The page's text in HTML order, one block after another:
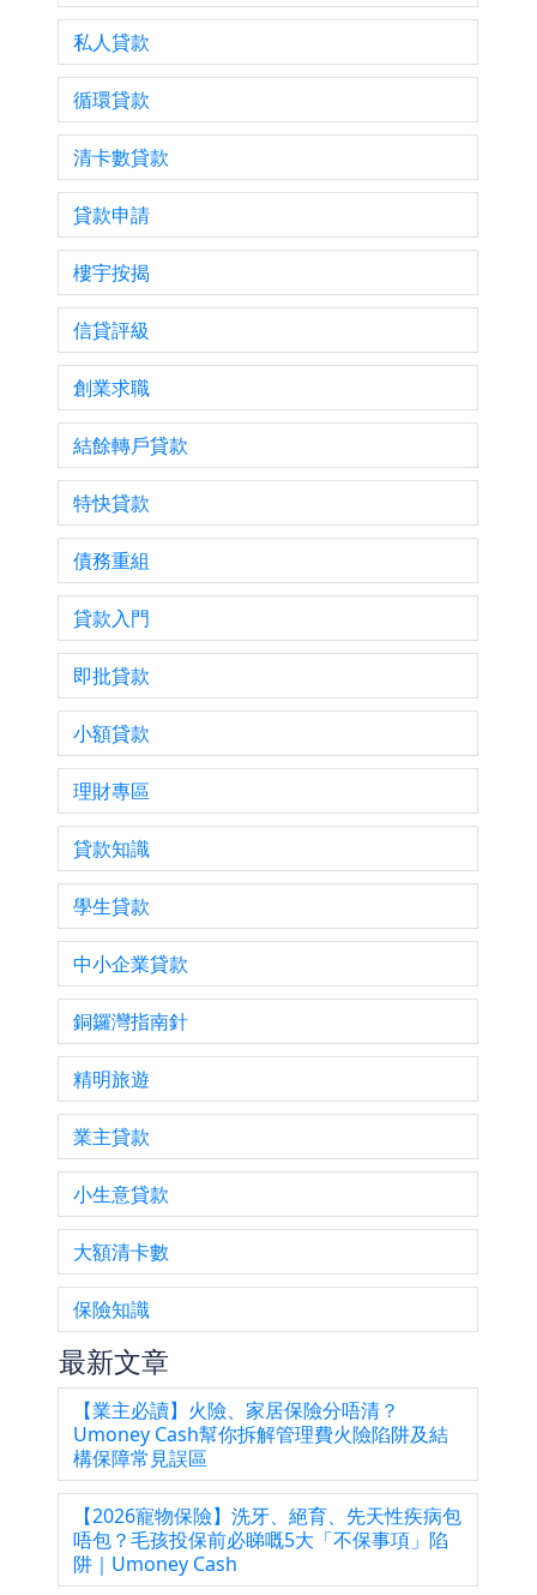
私人貸款
循環貸款
清卡數貸款
貸款申請
樓宇按揭
信貸評級
創業求職
結餘轉戶貸款
特快貸款
債務重組
貸款入門
即批貸款
小額貸款
理財專區
貸款知識
學生貸款
中小企業貸款
銅鑼灣指南針
精明旅遊
業主貸款
小生意貸款
大額清卡數
保險知識
最新文章
【業主必讀】火險、家居保險分唔清？
Umoney Cash幫你拆解管理費火險陷阱及結
構保障常見誤區
【2026寵物保險】洗牙、絕育、先天性疾病包
唔包？毛孩投保前必睇嘅5大「不保事項」陷
阱｜Umoney Cash